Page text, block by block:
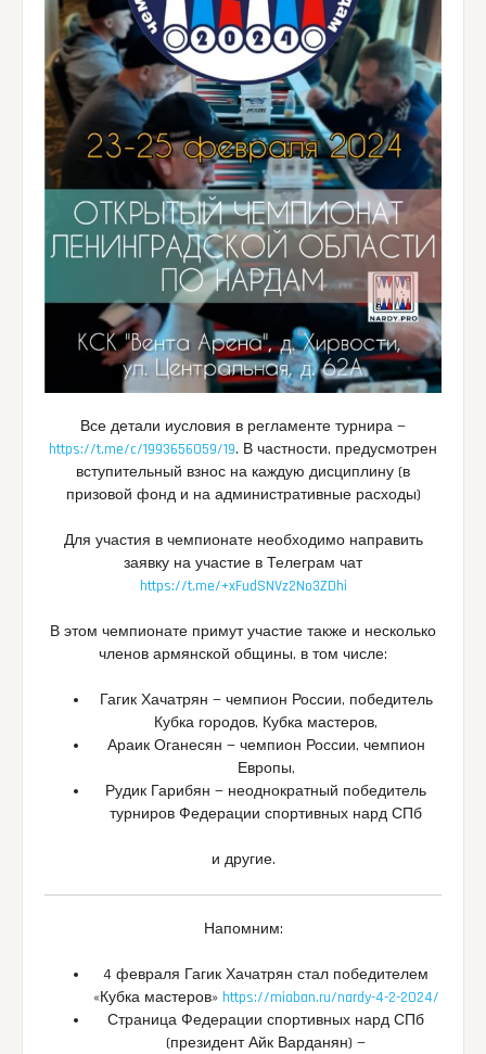
Все детали иусловия в регламенте турнира —
https://t.me/c/1993656059/19. В частности, предусмотрен
вступительный взнос на каждую дисциплину (в
призовой фонд и на административные расходы)
Для участия в чемпионате необходимо направить
заявку на участие в Телеграм чат
https://t.me/+xFudSNVz2No3ZDhi
В этом чемпионате примут участие также и несколько
членов армянской общины, в том числе:
Гагик Хачатрян — чемпион России, победитель
Кубка городов, Кубка мастеров,
Араик Оганесян — чемпион России, чемпион
Европы,
Рудик Гарибян — неоднократный победитель
турниров Федерации спортивных нард СПб
и другие.
Напомним:
4 февраля Гагик Хачатрян стал победителем
«Кубка мастеров» https://miaban.ru/nardy-4-2-2024/
Страница Федерации спортивных нард СПб
(президент Айк Варданян) —